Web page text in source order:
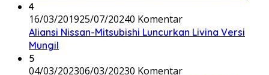
4
16/03/201925/07/20240 Komentar
Aliansi Nissan-Mitsubishi Luncurkan Livina Versi
Mungil
5
04/03/202306/03/20230 Komentar